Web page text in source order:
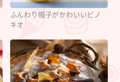
ふんわり帽子がかわいいピノ
キオ